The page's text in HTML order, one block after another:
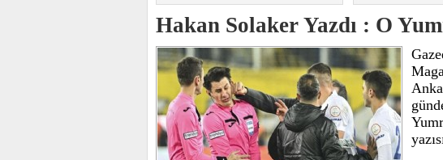
Hakan Solaker Yazdı : O